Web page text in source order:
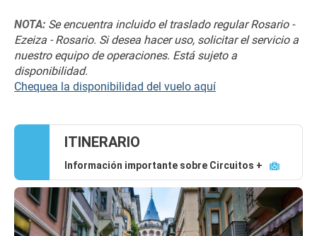
NOTA: Se encuentra incluido el traslado regular Rosario -
Ezeiza - Rosario. Si desea hacer uso, solicitar el servicio a
nuestro equipo de operaciones. Está sujeto a
disponibilidad.
Chequea la disponibilidad del vuelo aquí
ITINERARIO
Información importante sobre Circuitos +